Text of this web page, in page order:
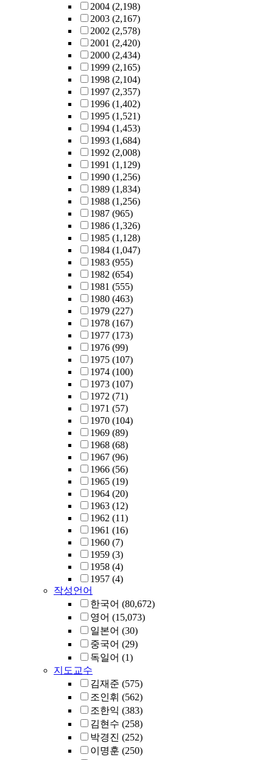
2004 (2,198)
2003 (2,167)
2002 (2,578)
2001 (2,420)
2000 (2,434)
1999 (2,165)
1998 (2,104)
1997 (2,357)
1996 (1,402)
1995 (1,521)
1994 (1,453)
1993 (1,684)
1992 (2,008)
1991 (1,129)
1990 (1,256)
1989 (1,834)
1988 (1,256)
1987 (965)
1986 (1,326)
1985 (1,128)
1984 (1,047)
1983 (955)
1982 (654)
1981 (555)
1980 (463)
1979 (227)
1978 (167)
1977 (173)
1976 (99)
1975 (107)
1974 (100)
1973 (107)
1972 (71)
1971 (57)
1970 (104)
1969 (89)
1968 (68)
1967 (96)
1966 (56)
1965 (19)
1964 (20)
1963 (12)
1962 (11)
1961 (16)
1960 (7)
1959 (3)
1958 (4)
1957 (4)
작성언어
한국어 (80,672)
영어 (15,073)
일본어 (30)
중국어 (29)
독일어 (1)
지도교수
김재준 (575)
조인휘 (562)
조한익 (383)
김현수 (258)
박경진 (252)
이명훈 (250)